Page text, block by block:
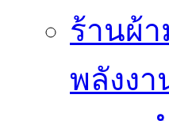
ร้านผ้
พลังงา